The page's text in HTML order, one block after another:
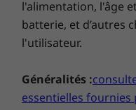
Match-on-Chip et
(Discrete Trusted
bénéficiez
Solidité éprouvée
l'alimentation, l'âge
batterie, et d’autres
l'utilisateur.
Généralités :
essentielles